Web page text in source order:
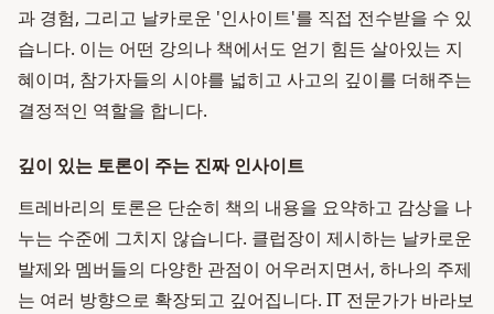
과 경험, 그리고 날카로운 '인사이트'를 직접 전수받을 수 있
습니다. 이는 어떤 강의나 책에서도 얻기 힘든 살아있는 지
혜이며, 참가자들의 시야를 넓히고 사고의 깊이를 더해주는
결정적인 역할을 합니다.
깊이 있는 토론이 주는 진짜 인사이트
트레바리의 토론은 단순히 책의 내용을 요약하고 감상을 나
누는 수준에 그치지 않습니다. 클럽장이 제시하는 날카로운
발제와 멤버들의 다양한 관점이 어우러지면서, 하나의 주제
는 여러 방향으로 확장되고 깊어집니다. IT 전문가가 바라보